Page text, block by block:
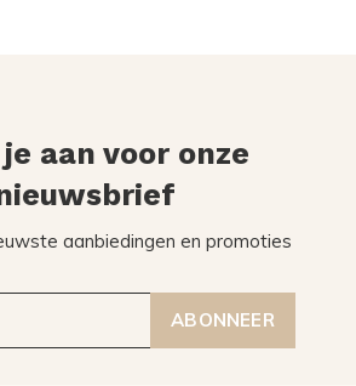
aan voor onze
aanbiedingen en promoties
ABONNEER